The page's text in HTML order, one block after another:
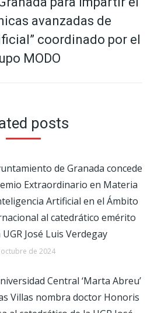
Publicación
siguiente:
avanzadas de
coordinado por el
MODO
posts
de Granada concede
Extraordinario en Materia
Artificial en el Ámbito
al catedrático emérito
UGR José Luis Verdegay
de 2024
Central ‘Marta Abreu’
Villas nombra doctor Honoris